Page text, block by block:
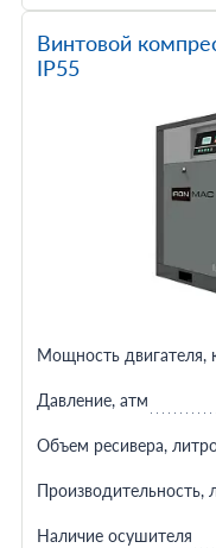
Винтовой
IP55
Мощность двигателя,
Давление, атм
Объем ресивера,
Производительность,
Наличие осушителя